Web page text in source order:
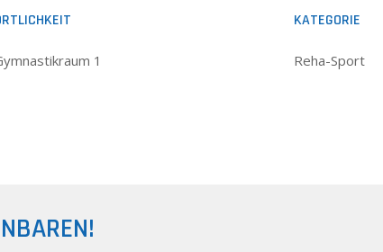
1
KATEGORIE
Reha-Sport